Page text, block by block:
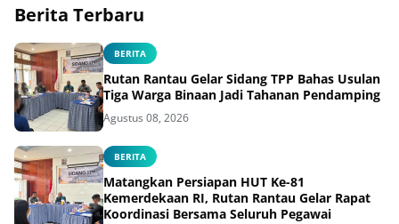
Berita Terbaru
BERITA
Rutan Rantau Gelar Sidang TPP Bahas Usulan
Tiga Warga Binaan Jadi Tahanan Pendamping
Agustus 08, 2026
BERITA
Matangkan Persiapan HUT Ke-81
Kemerdekaan RI, Rutan Rantau Gelar Rapat
Koordinasi Bersama Seluruh Pegawai